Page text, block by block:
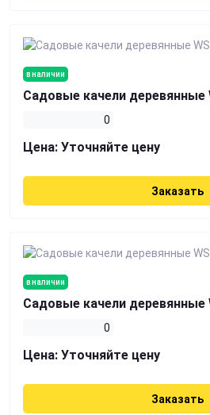
в наличии
Садовые качели деревянные
0
Цена: Уточняйте цену
Заказать
в наличии
Садовые качели деревянные
0
Цена: Уточняйте цену
Заказать